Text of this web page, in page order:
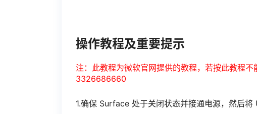
操作教程及重要提示
注：此教程为微软官网提供的教程，若按此教程不
3326686660
1.确保 Surface 处于关闭状态并接通电源，然后将